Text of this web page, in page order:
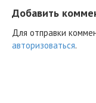
Добавить
Для отправки
авторизоваться.